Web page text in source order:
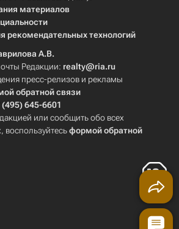
материалов
рекомендательных технологий
А.В.
Редакции: realty@ria.ru
пресс-релизов и рекламы
обратной связи
(495) 645-6601
или сообщить обо всех
формой обратной